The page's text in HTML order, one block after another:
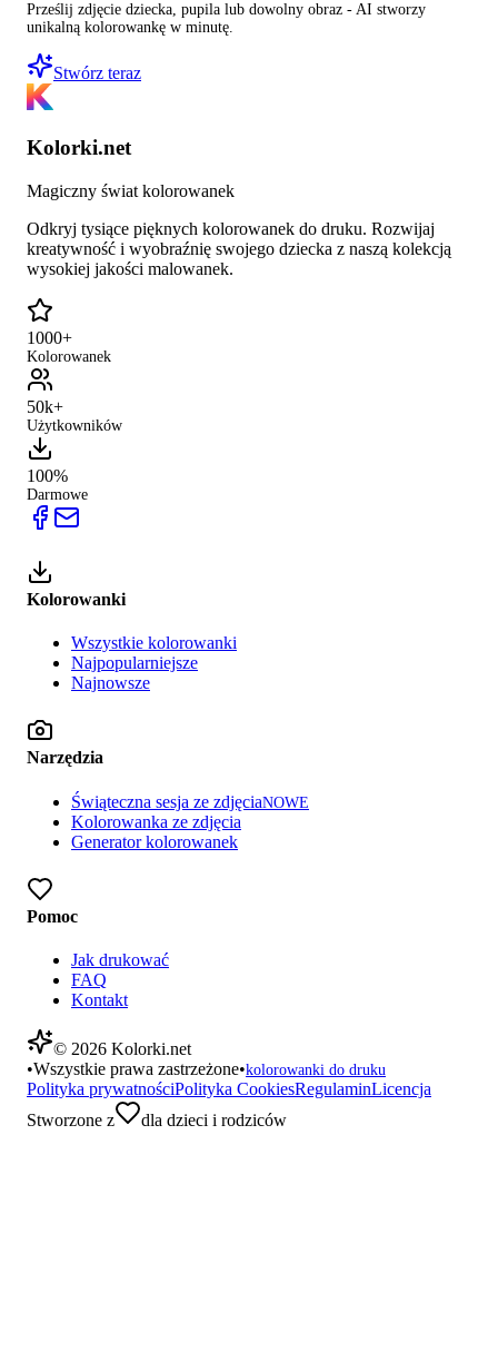
Prześlij zdjęcie dziecka, pupila lub dowolny obraz - AI stworzy
unikalną kolorowankę w minutę.
Stwórz teraz
Kolorki.net
Magiczny świat kolorowanek
Odkryj tysiące pięknych kolorowanek do druku. Rozwijaj
kreatywność i wyobraźnię swojego dziecka z naszą kolekcją
wysokiej jakości malowanek.
1000+
Kolorowanek
50k+
Użytkowników
100%
Darmowe
Kolorowanki
Wszystkie kolorowanki
Najpopularniejsze
Najnowsze
Narzędzia
Świąteczna sesja ze zdjęciaNOWE
Kolorowanka ze zdjęcia
Generator kolorowanek
Pomoc
Jak drukować
FAQ
Kontakt
© 2026 Kolorki.net
•Wszystkie prawa zastrzeżone•kolorowanki do druku
Polityka prywatnościPolityka CookiesRegulaminLicencja
Stworzone z
dla dzieci i rodziców